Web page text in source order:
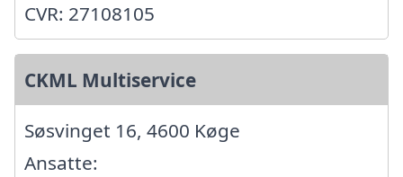
CVR: 27108105
CKML Multiservice
Søsvinget 16, 4600 Køge
Ansatte: